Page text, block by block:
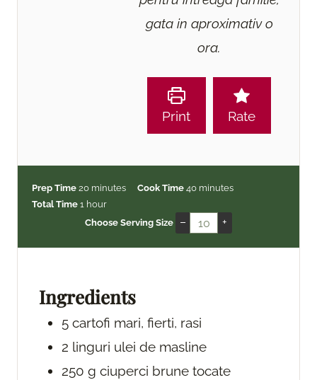
gata in aproximativ o
ora.
Print Rate
Prep Time 20m
i
n
minutes Cook Time 40m
n
u
minutes
Total Time 1 h
o
hour
Choose Serving Size
– +
Ingredients
5 cartofi mari, fierti, rasi
2 linguri ulei de masline
250 g ciuperci brune tocate